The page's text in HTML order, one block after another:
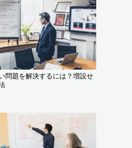
問題を解決するには？増設せ